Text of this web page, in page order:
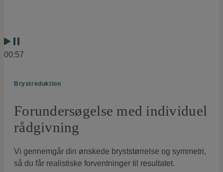
00:57
Brystreduktion
Forundersøgelse med individuel
rådgivning
Vi gennemgår din ønskede bryststørrelse og symmetri,
så du får realistiske forventninger til resultatet.